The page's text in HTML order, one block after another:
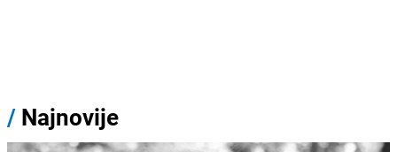
/ Najnovije